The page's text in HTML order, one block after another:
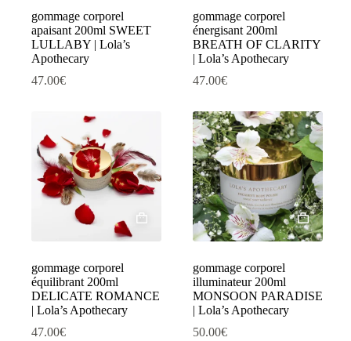
gommage corporel
apaisant 200ml SWEET
LULLABY | Lola’s
Apothecary
47.00€
gommage corporel
énergisant 200ml
BREATH OF CLARITY
| Lola’s Apothecary
47.00€
gommage corporel
équilibrant 200ml
DELICATE ROMANCE
| Lola’s Apothecary
47.00€
gommage corporel
illuminateur 200ml
MONSOON PARADISE
| Lola’s Apothecary
50.00€